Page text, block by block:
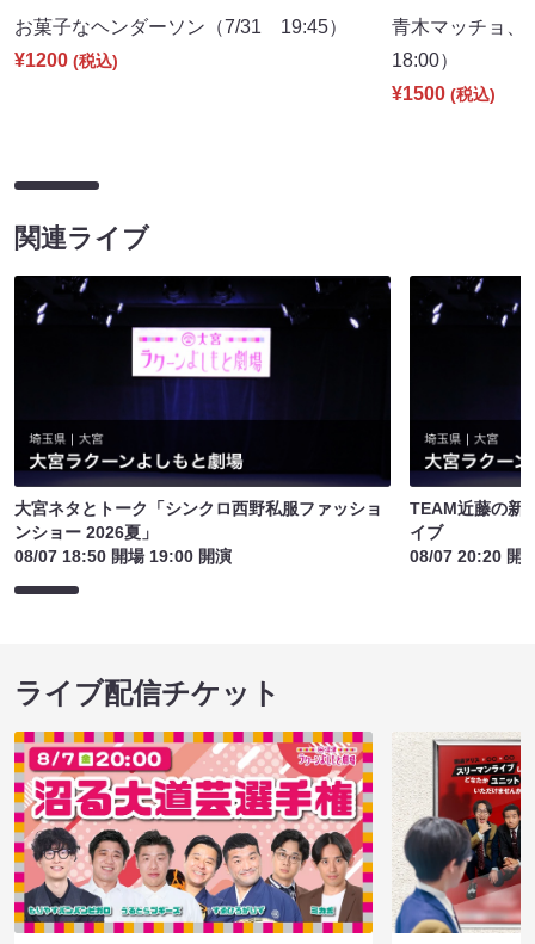
お菓子なヘンダーソン（7/31 19:45）
¥1200 (税込)
青木マッチョ
18:00）
¥1500 (税込)
関連ライブ
大宮ネタとトーク「シンクロ西野私服ファッショ
ンショー 2026夏」
08/07 18:50 開場 19:00 開演
TEAM近藤の新
イブ
08/07 20:20 開
ライブ配信チケット